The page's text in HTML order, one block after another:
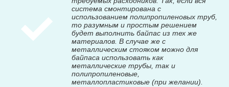
система смонтирована с
использованием полипропиленовых труб,
то разумным и простым решением
будет выполнить байпас из тех же
материалов. В случае же с
металлическим стояком можно для
байпаса использовать как
металлические трубы, так и
полипропиленовые,
металлопластиковые (при желании).